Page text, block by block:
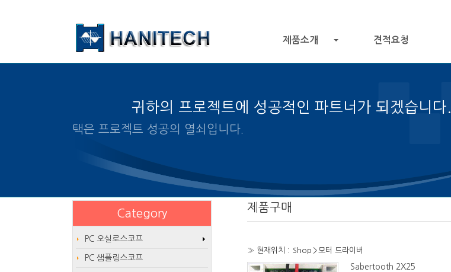
제품소개 견적요청
귀하의 프로젝트에 성공적인 파트너가 되겠습니다.
알맞은 제품의 선택은 프로젝트 성공의 열쇠입니다.
제품구매
» 현재위치 : Shop >모터 드라이버
Sabertooth 2X25
Category
PC 오실로스코프
PC 샘플링스코프